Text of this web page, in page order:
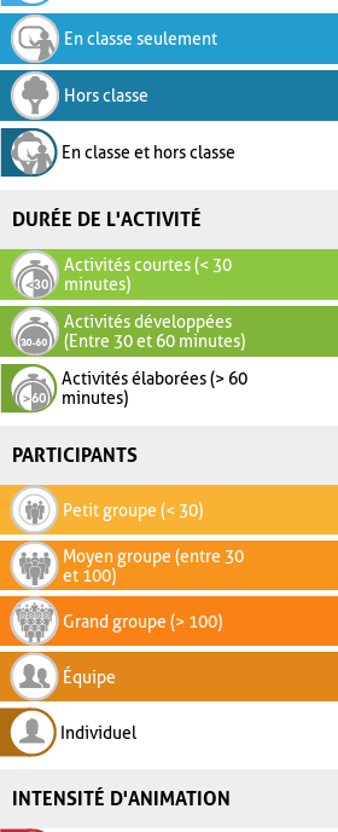
En classe seulement
Hors classe
En classe et hors classe
DURÉE DE L'ACTIVITÉ
Activités courtes (< 30
minutes)
Activités développées
(Entre 30 et 60 minutes)
Activités élaborées (> 60
minutes)
PARTICIPANTS
Petit groupe (< 30)
Moyen groupe (entre 30
et 100)
Grand groupe (> 100)
Équipe
Individuel
INTENSITÉ D'ANIMATION